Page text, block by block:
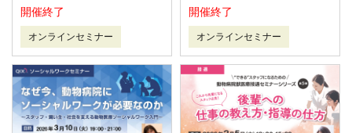
「動物医療ソーシャルワーク」
～
オンラインセミナー
開催終了
物医療ソーシャルワークの第一
歩～
オンラインセミナー
開催終了